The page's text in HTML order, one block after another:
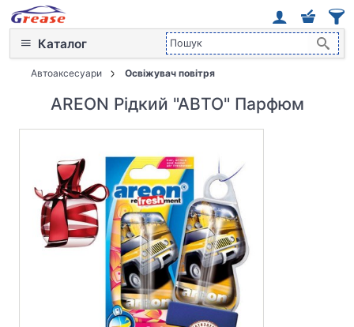
Каталог
Автоаксесуари Освіжувач повітря
AREON Рідкий "АВТО" Парфюм